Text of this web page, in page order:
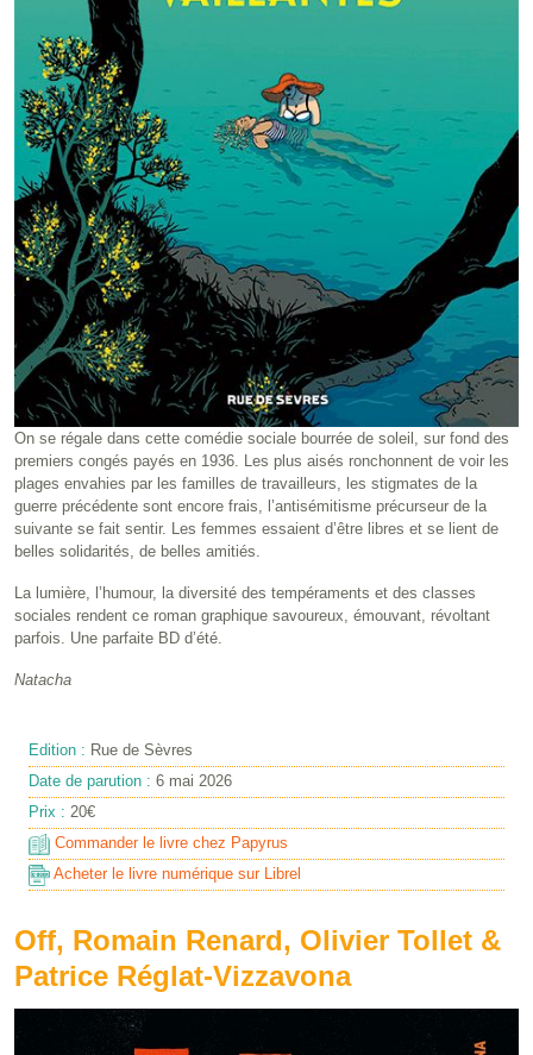
On se régale dans cette comédie sociale bourrée de soleil, sur fond des
premiers congés payés en 1936. Les plus aisés ronchonnent de voir les
plages envahies par les familles de travailleurs, les stigmates de la
guerre précédente sont encore frais, l’antisémitisme précurseur de la
suivante se fait sentir. Les femmes essaient d’être libres et se lient de
belles solidarités, de belles amitiés.
La lumière, l’humour, la diversité des tempéraments et des classes
sociales rendent ce roman graphique savoureux, émouvant, révoltant
parfois. Une parfaite BD d’été.
Natacha
Edition : Rue de Sèvres
Date de parution : 6 mai 2026
Prix : 20€
Commander le livre chez Papyrus
Acheter le livre numérique sur Librel
Off, Romain Renard, Olivier Tollet &
Patrice Réglat-Vizzavona